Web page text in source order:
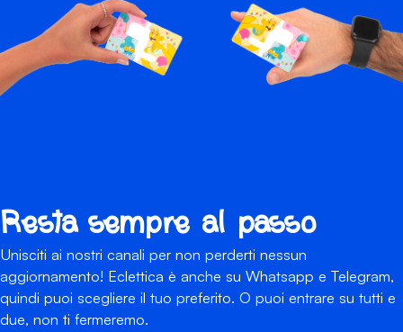
Resta sempre al passo
Unisciti ai nostri canali per non perderti nessun
aggiornamento! Eclettica è anche su Whatsapp e Telegram,
quindi puoi scegliere il tuo preferito. O puoi entrare su tutti e
due, non ti fermeremo.